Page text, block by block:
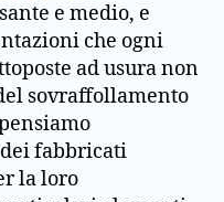
e medio, e
che ogni
ad usura non
sovraffollamento
fabbricati
la loro